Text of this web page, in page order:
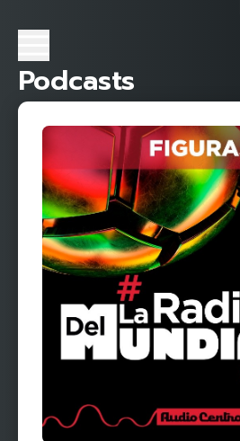
Podcasts